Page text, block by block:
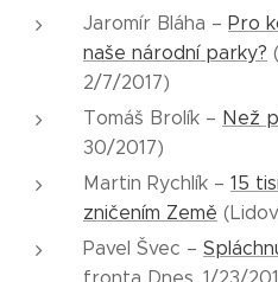
Jaromír Bláha – Pro
naše národní parky?
2/7/2017)
Tomáš Brolík – Než
30/2017)
Martin Rychlík – 15
zničením Země
Pavel Švec –
fronta Dnes, 1/23/